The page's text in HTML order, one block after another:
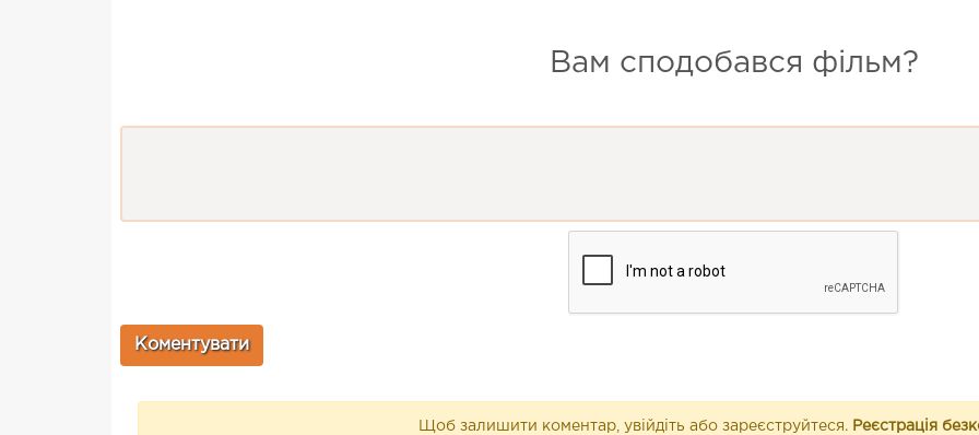
Вам сподобався фільм?
Щоб залишити коментар, увійдіть або зареєструйтеся. Реєстрація